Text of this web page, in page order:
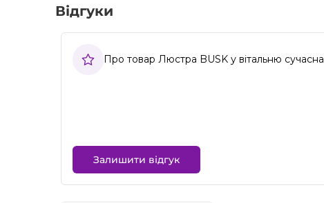
Відгуки
Про товар Люстра BUSK у вітальню сучасна
Залишити відгук